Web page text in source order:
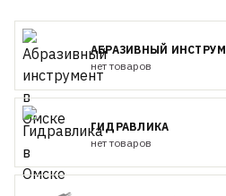
АБРАЗИВНЫЙ
нет товаров
ГИДРАВЛИКА
нет товаров